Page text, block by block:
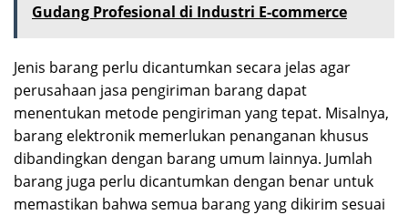
Gudang Profesional di Industri E-commerce
Jenis barang perlu dicantumkan secara jelas agar
perusahaan jasa pengiriman barang dapat
menentukan metode pengiriman yang tepat. Misalnya,
barang elektronik memerlukan penanganan khusus
dibandingkan dengan barang umum lainnya. Jumlah
barang juga perlu dicantumkan dengan benar untuk
memastikan bahwa semua barang yang dikirim sesuai